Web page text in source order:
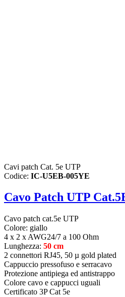
Cavi patch Cat. 5e UTP
Codice: IC-U5EB-005YE
Cavo Patch UTP
Cavo patch cat.5e UTP
Colore: giallo
4 x 2 x AWG24/7 a 100 Ohm
Lunghezza: 50 cm
2 connettori RJ45, 50 µ gold plated
Cappuccio pressofuso e serracavo
Protezione antipiega ed antistrappo
Colore cavo e cappucci uguali
Certificato 3P Cat 5e